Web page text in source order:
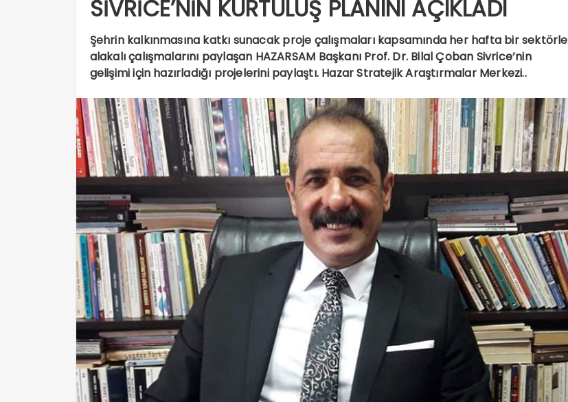
SİVRİCE’NİN KURTULUŞ PLANINI AÇIKLADI
Şehrin kalkınmasına katkı sunacak proje çalışmaları kapsamında her hafta bir sektörle
alakalı çalışmalarını paylaşan HAZARSAM Başkanı Prof. Dr. Bilal Çoban Sivrice’nin
gelişimi için hazırladığı projelerini paylaştı. Hazar Stratejik Araştırmalar Merkezi..